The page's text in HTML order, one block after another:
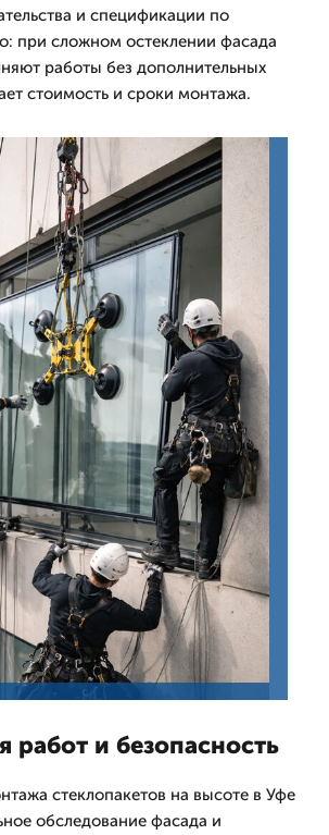
и спецификации по
при сложном остеклении фасада
работы без дополнительных
стоимость и сроки монтажа.
работ и безопасность
стеклопакетов на высоте в Уфе
обследование фасада и